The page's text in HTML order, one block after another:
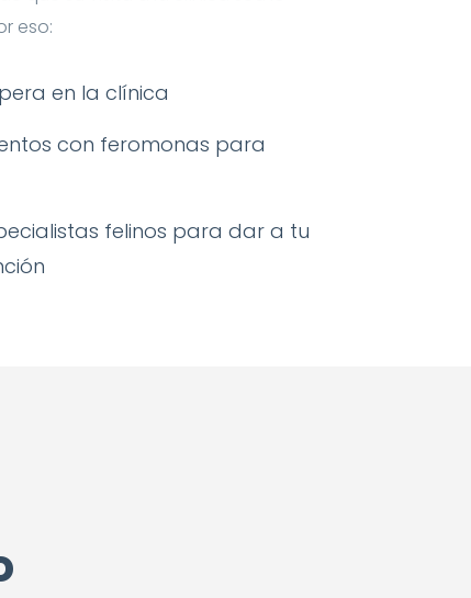
eso:
en la clínica
con feromonas para
felinos para dar a tu